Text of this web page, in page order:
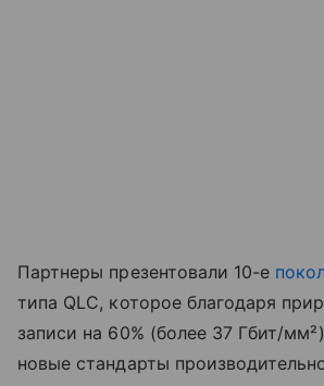
Партнеры презентовали 10-е
типа QLC, которое благодаря
записи на 60% (более 37 Гбит/
новые стандарты